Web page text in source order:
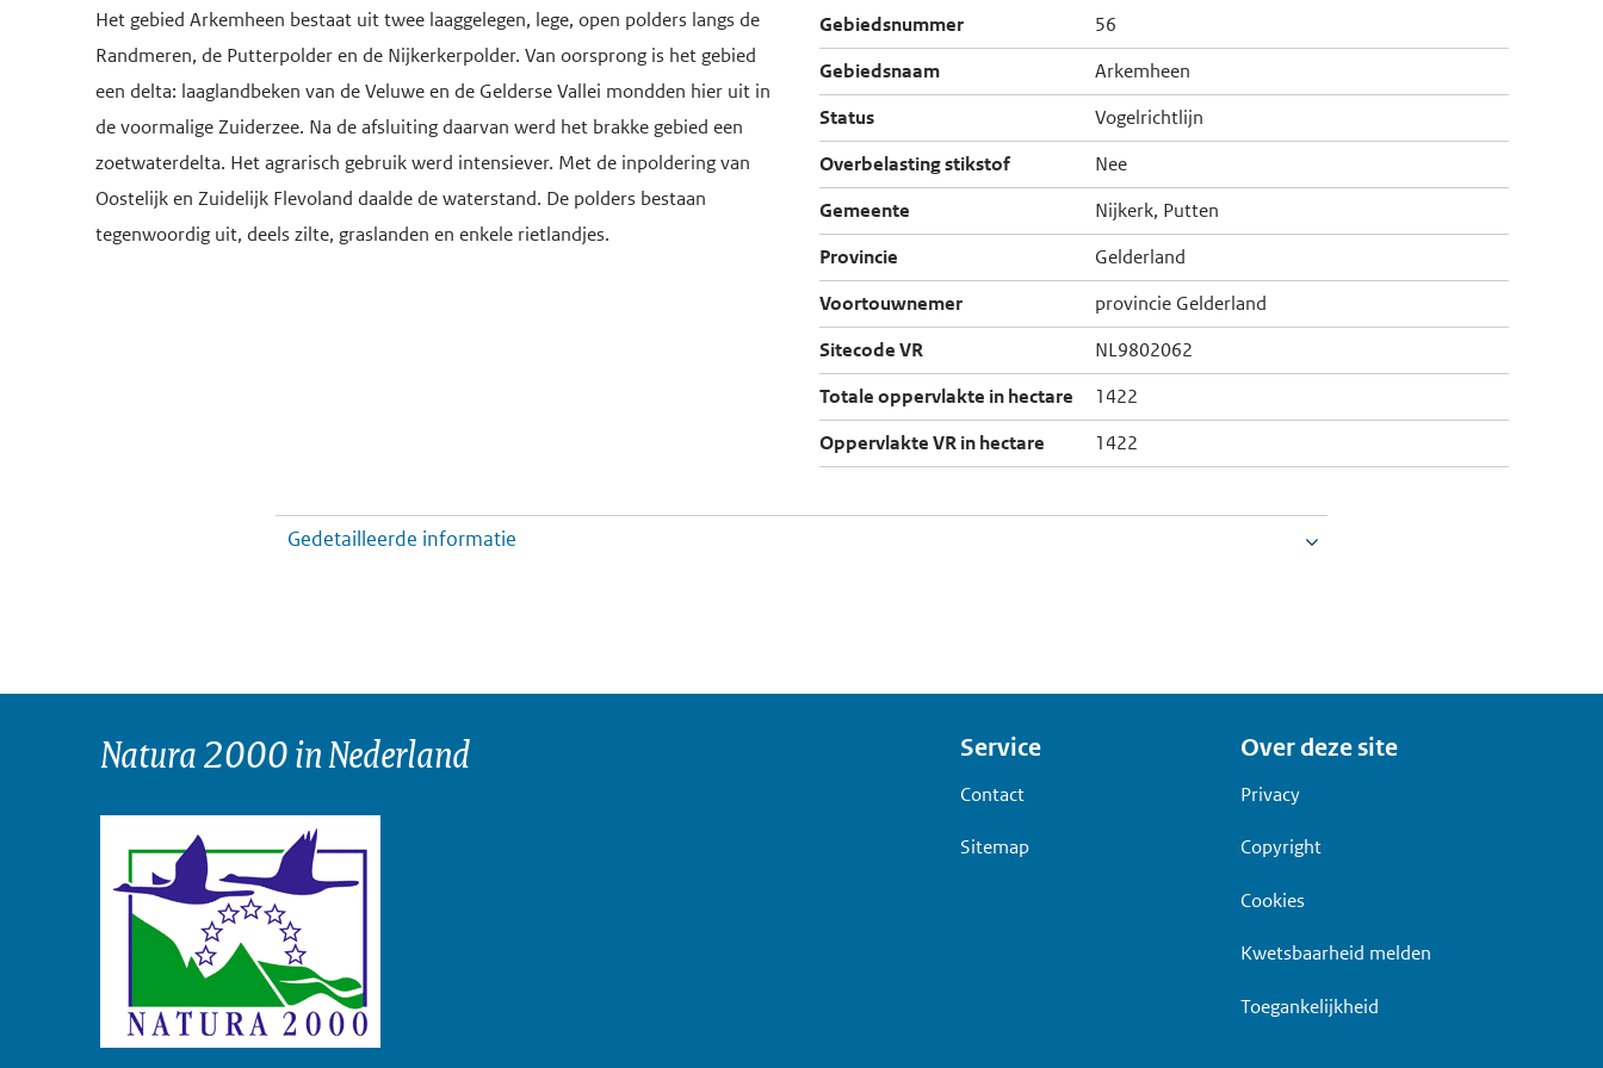
Het gebied Arkemheen bestaat uit twee laaggelegen, lege, open polders langs de
Randmeren, de Putterpolder en de Nijkerkerpolder. Van oorsprong is het gebied
een delta: laaglandbeken van de Veluwe en de Gelderse Vallei mondden hier uit in
de voormalige Zuiderzee. Na de afsluiting daarvan werd het brakke gebied een
zoetwaterdelta. Het agrarisch gebruik werd intensiever. Met de inpoldering van
Oostelijk en Zuidelijk Flevoland daalde de waterstand. De polders bestaan
tegenwoordig uit, deels zilte, graslanden en enkele rietlandjes.
Gebiedsnummer
56
Gebiedsnaam
Arkemheen
Status
Vogelrichtlijn
Overbelasting stikstof
Nee
Gemeente
Nijkerk, Putten
Provincie
Gelderland
Voortouwnemer
provincie Gelderland
Sitecode VR
NL9802062
Totale oppervlakte in hectare
1422
Oppervlakte VR in hectare
1422
Gedetailleerde informatie
Natura 2000 in Nederland Voet
Service
Contact
Sitemap
Over deze site
Privacy
Copyright
Cookies
Kwetsbaarheid melden
Toegankelijkheid